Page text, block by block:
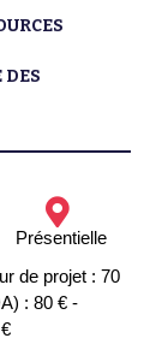
DES
Présentielle
de projet : 70
: 80 € -